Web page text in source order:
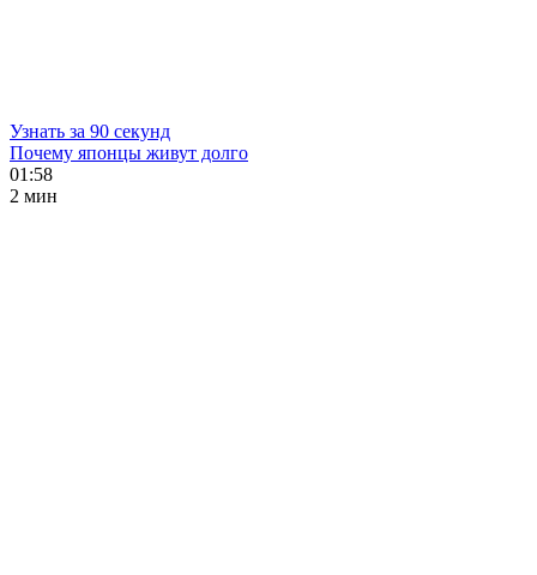
Узнать за 90 секунд
Почему японцы живут долго
01:58
2 мин